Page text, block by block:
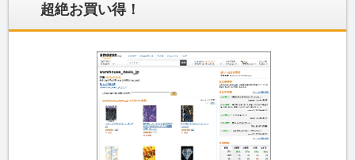
超絶お買い得！